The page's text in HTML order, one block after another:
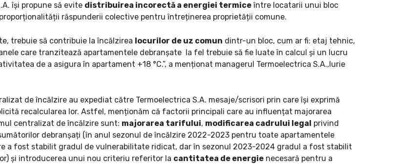
își propune să evite distribuirea incorectă a energiei termiceîntre locatarii unui bloc
răspunderii colective pentru întreținerea proprietății comune.
trebuie să contribuie la încălzirea locurilor de uz comun dintr-un bloc, cum ar fi: etaj tehnic,
care tranzitează apartamentele debranșate la fel trebuie să fie luate în calcul și un lucru
de a asigura în apartament +18 °C.”, a menționat managerul Termoelectrica S.A.,Iurie
de încălzire au expediat către Termoelectrica S.A. mesaje/scrisori prin care își exprimă
recalcularea lor. Astfel, menționăm că factorii principali care au influențat majorarea
centralizat de încălzire sunt: majorarea tarifului, modificarea cadrului legal privind
debranșați (în anul sezonul de încălzire 2022-2023 pentru toate apartamentele
a fost stabilit gradul de vulnerabilitate ridicat, dar în sezonul 2023-2024 gradul a fost stabilit
și introducerea unui nou criteriu referitor la cantitatea de energie necesară pentru a